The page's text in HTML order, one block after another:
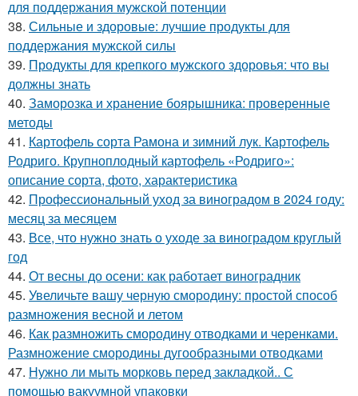
для поддержания мужской потенции
38. Сильные и здоровые: лучшие продукты для
поддержания мужской силы
39. Продукты для крепкого мужского здоровья: что вы
должны знать
40. Заморозка и хранение боярышника: проверенные
методы
41. Картофель сорта Рамона и зимний лук. Картофель
Родриго. Крупноплодный картофель «Родриго»:
описание сорта, фото, характеристика
42. Профессиональный уход за виноградом в 2024 году:
месяц за месяцем
43. Все, что нужно знать о уходе за виноградом круглый
год
44. От весны до осени: как работает виноградник
45. Увеличьте вашу черную смородину: простой способ
размножения весной и летом
46. Как размножить смородину отводками и черенками.
Размножение смородины дугообразными отводками
47. Нужно ли мыть морковь перед закладкой.. С
помощью вакуумной упаковки